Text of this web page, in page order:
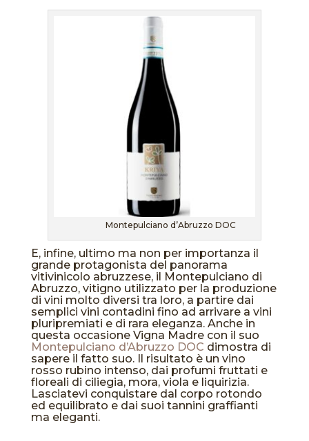
Montepulciano d’Abruzzo DOC
E, infine, ultimo ma non per importanza il
grande protagonista del panorama
vitivinicolo abruzzese, il Montepulciano di
Abruzzo, vitigno utilizzato per la produzione
di vini molto diversi tra loro, a partire dai
semplici vini contadini fino ad arrivare a vini
pluripremiati e di rara eleganza. Anche in
questa occasione Vigna Madre con il suo
Montepulciano d’Abruzzo DOC dimostra di
sapere il fatto suo. Il risultato è un vino
rosso rubino intenso, dai profumi fruttati e
floreali di ciliegia, mora, viola e liquirizia.
Lasciatevi conquistare dal corpo rotondo
ed equilibrato e dai suoi tannini graffianti
ma eleganti.